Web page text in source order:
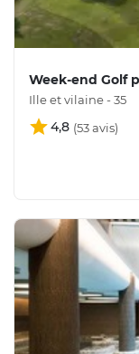
Week-end Golf
Ille et vilaine - 35
4,8